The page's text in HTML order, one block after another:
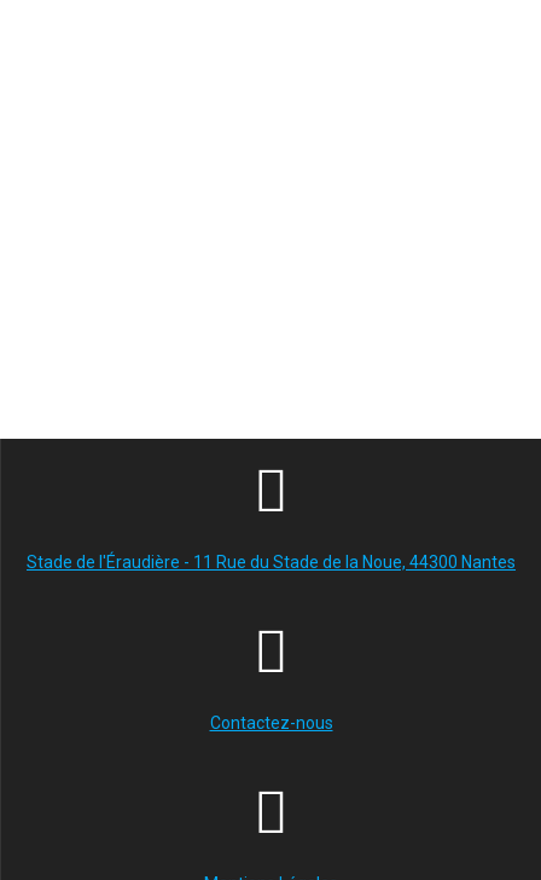
Stade de l'Éraudière - 11 Rue du Stade de la Noue, 44300 Nantes
Contactez-nous